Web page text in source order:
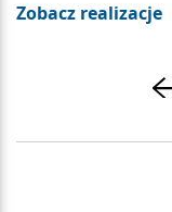
Zobacz realizacje